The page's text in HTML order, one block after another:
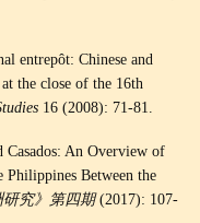
entrepôt: Chinese and
the close of the 16th
16 (2008): 71-81.
Casados: An Overview of
Philippines Between the
研究》第四期(2017): 107-